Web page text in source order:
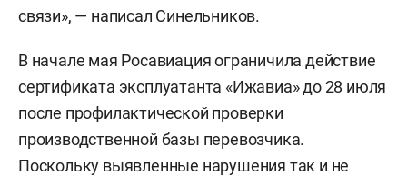
связи», — написал Синельников.
В начале мая Росавиация ограничила действие
сертификата эксплуатанта «Ижавиа» до 28 июля
после профилактической проверки
производственной базы перевозчика.
Поскольку выявленные нарушения так и не